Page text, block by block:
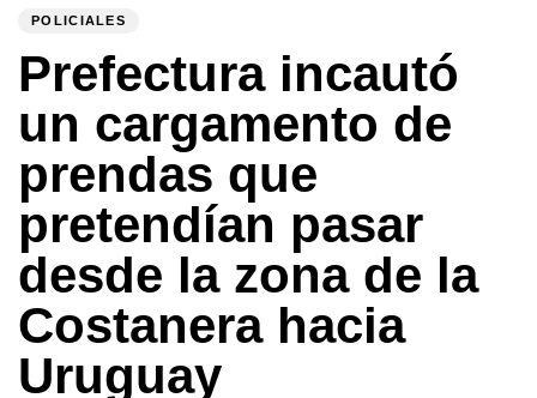
POLICIALES
Prefectura incautó
un cargamento de
prendas que
pretendían pasar
desde la zona de la
Costanera hacia
Uruguay